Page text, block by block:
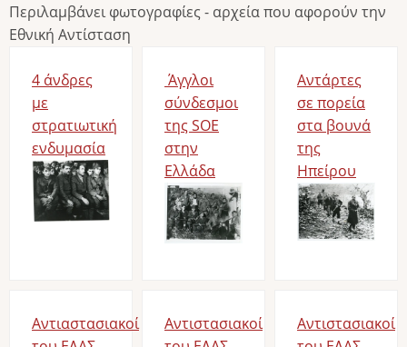
Περιλαμβάνει φωτογραφίες - αρχεία που αφορούν την
Εθνική Αντίσταση
4 άνδρες
με
στρατιωτική
ενδυμασία
Image
Άγγλοι
σύνδεσμοι
της SOE
στην
Ελλάδα
Image
Αντάρτες
σε πορεία
στα βουνά
της
Ηπείρου
Image
Αντιαστασιακοί
Αντιστασιακοί
Αντιστασιακοί